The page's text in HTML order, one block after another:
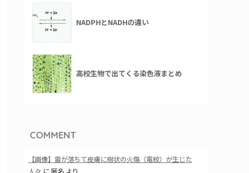
NADPHとNADHの違い
高校生物で出てくる染色液まとめ
COMMENT
【画像】雷が落ちて皮膚に樹状の火傷（電紋）が生じた